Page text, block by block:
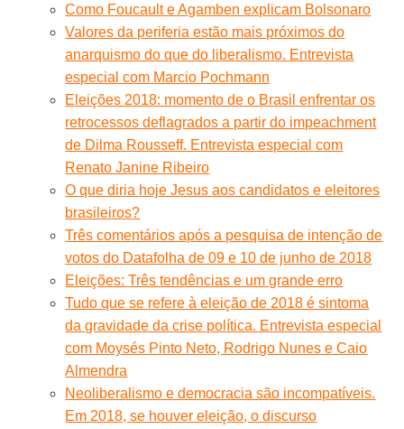
Como Foucault e Agamben explicam Bolsonaro
Valores da periferia estão mais próximos do
anarquismo do que do liberalismo. Entrevista
especial com Marcio Pochmann
Eleições 2018: momento de o Brasil enfrentar os
retrocessos deflagrados a partir do impeachment
de Dilma Rousseff. Entrevista especial com
Renato Janine Ribeiro
O que diria hoje Jesus aos candidatos e eleitores
brasileiros?
Três comentários após a pesquisa de intenção de
votos do Datafolha de 09 e 10 de junho de 2018
Eleições: Três tendências e um grande erro
Tudo que se refere à eleição de 2018 é sintoma
da gravidade da crise política. Entrevista especial
com Moysés Pinto Neto, Rodrigo Nunes e Caio
Almendra
Neoliberalismo e democracia são incompatíveis.
Em 2018, se houver eleição, o discurso